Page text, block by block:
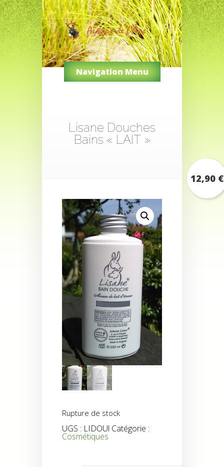
Navigation Menu
Lisane Douches
Bains « LAIT »
12,90 €
Rupture de stock
UGS : LIDOUl Catégorie :
Cosmétiques